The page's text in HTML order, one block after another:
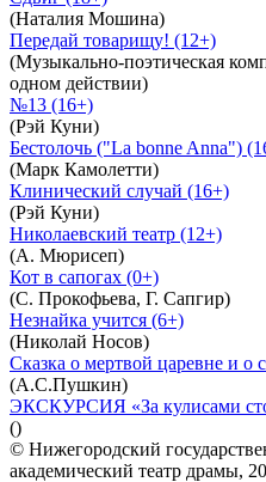
(Наталия Мошина)
Передай товарищу! (12+)
(Музыкально-поэтическая
одном действии)
№13 (16+)
(Рэй Куни)
Бестолочь ("La bonne Anna")
(Марк Камолетти)
Клинический случай (16+)
(Рэй Куни)
Николаевский театр (12+)
(А. Мюрисеп)
Кот в сапогах (0+)
(С. Прокофьева, Г. Сапгир)
Незнайка учится (6+)
(Николай Носов)
Сказка о мертвой царевне и о
(А.С.Пушкин)
ЭКСКУРСИЯ «За кулисами
()
© Нижегородский
академический театр драмы,